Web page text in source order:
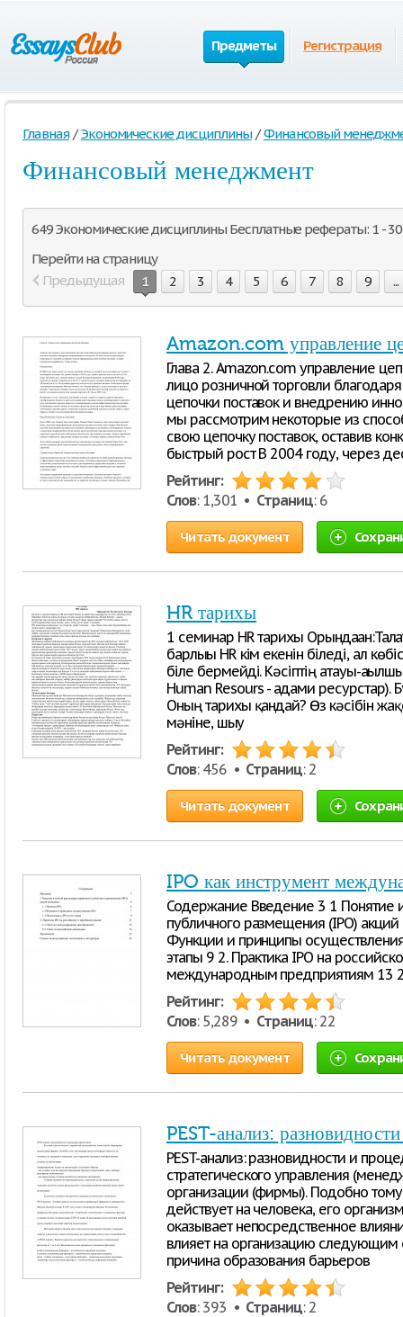
Предметы Регистрация
Главная / Экономические дисциплины / Финансовый
Финансовый менеджмент
649 Экономические дисциплины Бесплатные рефераты: 1 - 30
Перейти на страницу
Предыдущая
1 2 3 4 5 6 7 8 9 ...
Amazon.com управление
Глава 2. Amazon.com управление
лицо розничной торговли
цепочки поставок и внедрению
мы рассмотрим некоторые из
свою цепочку поставок, оставив
быстрый рост В 2004 году, через
Рейтинг:
Слов: 1,301 • Страниц: 6
Читать документ
HR тарихы
1 семинар HR тарихы
барлығы HR кім екенін біледі, ал
біле бермейді. Кәсіптің атауы-
Human Resours - адами
Оның тарихы қандай? Өз кәсібін
мәніне, шығу
Рейтинг:
Слов: 456 • Страниц: 2
Читать документ
IPO как инструмент
Содержание Введение 3 1 Понятие
публичного размещения (IPO)
Функции и принципы осуществления
этапы 9 2. Практика IPO на
международным предприятиям 13
Рейтинг:
Слов: 5,289 • Страниц: 22
Читать документ
PEST-анализ:
PEST-анализ: разновидности и
стратегического управления
организации (фирмы). Подобно
действует на человека, его
оказывает непосредственное
влияет на организацию следующим
причина образования барьеров
Рейтинг:
Слов: 393 • Страниц: 2